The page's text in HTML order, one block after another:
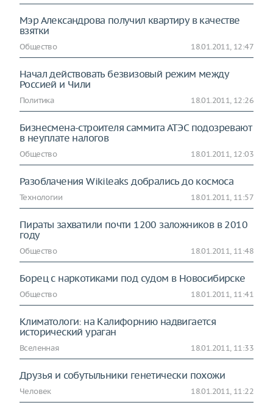
Мэр Александрова получил квартиру в качестве
взятки
Общество 18.01.2011, 12:47
Начал действовать безвизовый режим между
Россией и Чили
Политика 18.01.2011, 12:26
Бизнесмена-строителя саммита АТЭС подозревают
в неуплате налогов
Общество 18.01.2011, 12:03
Разоблачения Wikileaks добрались до космоса
Технологии 18.01.2011, 11:57
Пираты захватили почти 1200 заложников в 2010
году
Общество 18.01.2011, 11:48
Борец с наркотиками под судом в Новосибирске
Общество 18.01.2011, 11:41
Климатологи: на Калифорнию надвигается
исторический ураган
Вселенная 18.01.2011, 11:33
Друзья и собутыльники генетически похожи
Человек 18.01.2011, 11:22